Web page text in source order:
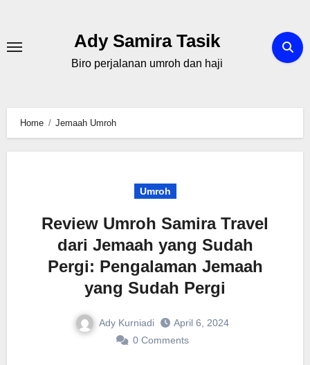
content
Ady Samira Tasik
Biro perjalanan umroh dan haji
Home Jemaah Umroh
Umroh
Review Umroh Samira Travel
dari Jemaah yang Sudah
Pergi: Pengalaman Jemaah
yang Sudah Pergi
Ady Kurniadi
April 6, 2024
0 Comments